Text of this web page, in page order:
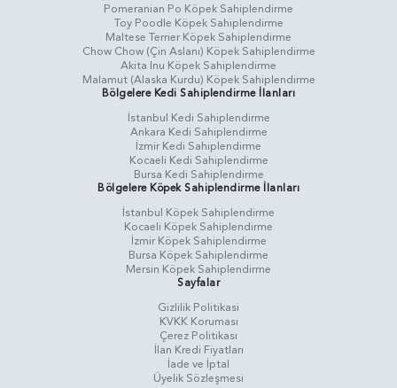
Pomeranian Po Köpek Sahiplendirme
Toy Poodle Köpek Sahiplendirme
Maltese Terrier Köpek Sahiplendirme
Chow Chow (Çin Aslanı) Köpek Sahiplendirme
Akita Inu Köpek Sahiplendirme
Malamut (Alaska Kurdu) Köpek Sahiplendirme
Bölgelere Kedi Sahiplendirme İlanları
İstanbul Kedi Sahiplendirme
Ankara Kedi Sahiplendirme
İzmir Kedi Sahiplendirme
Kocaeli Kedi Sahiplendirme
Bursa Kedi Sahiplendirme
Bölgelere Köpek Sahiplendirme İlanları
İstanbul Köpek Sahiplendirme
Kocaeli Köpek Sahiplendirme
İzmir Köpek Sahiplendirme
Bursa Köpek Sahiplendirme
Mersin Köpek Sahiplendirme
Sayfalar
Gizlilik Politikasi
KVKK Koruması
Çerez Politikası
İlan Kredi Fiyatları
İade ve İptal
Üyelik Sözleşmesi